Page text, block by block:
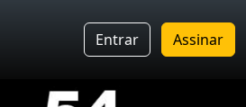
Entrar Assinar